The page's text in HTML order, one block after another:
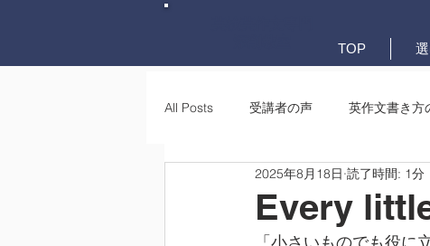
TOP
All Posts 受講者の声 英作文書き方
英作文書き方(文法) 要約・e-メー
Every
2025年8月18日 読了時間: 1分